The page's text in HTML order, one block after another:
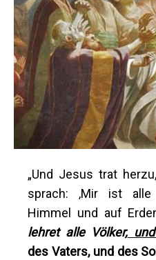
„Und Jesus trat
sprach: ‚Mir ist
Himmel und auf
lehret alle Völker,und
des Vaters, und des